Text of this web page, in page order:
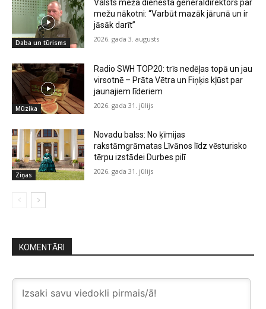
Daba un tūrisms
Valsts meža dienesta ģenerāldirektors par
mežu nākotni: “Varbūt mazāk jārunā un ir
jāsāk darīt”
2026. gada 3. augusts
Mūzika
Radio SWH TOP20: trīs nedēļas topā un jau
virsotnē – Prāta Vētra un Fiņķis kļūst par
jaunajiem līderiem
2026. gada 31. jūlijs
Ziņas
Novadu balss: No ķīmijas
rakstāmgrāmatas Līvānos līdz vēsturisko
tērpu izstādei Durbes pilī
2026. gada 31. jūlijs
KOMENTĀRI